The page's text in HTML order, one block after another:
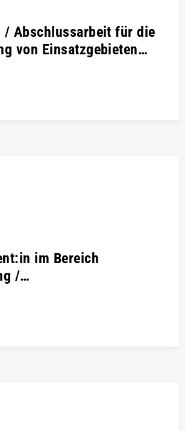
/ Abschlussarbeit für die
von Einsatzgebieten
im Bereich
/